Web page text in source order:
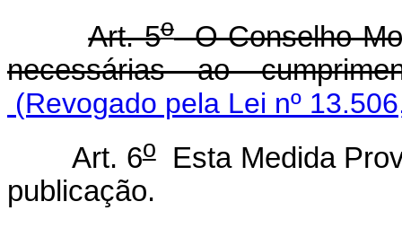
Art. 5oO Conselho
necessárias ao
(Revogado pela Lei nº
Art. 6oEsta Medida
publicação.